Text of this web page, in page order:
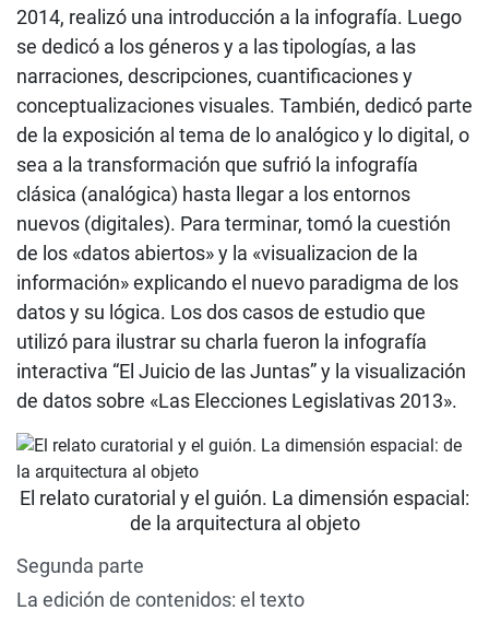
2014, realizó una introducción a la infografía. Luego
se dedicó a los géneros y a las tipologías, a las
narraciones, descripciones, cuantificaciones y
conceptualizaciones visuales. También, dedicó parte
de la exposición al tema de lo analógico y lo digital, o
sea a la transformación que sufrió la infografía
clásica (analógica) hasta llegar a los entornos
nuevos (digitales). Para terminar, tomó la cuestión
de los «datos abiertos» y la «visualizacion de la
información» explicando el nuevo paradigma de los
datos y su lógica. Los dos casos de estudio que
utilizó para ilustrar su charla fueron la infografía
interactiva “El Juicio de las Juntas” y la visualización
de datos sobre «Las Elecciones Legislativas 2013».
El relato curatorial y el guión. La dimensión espacial:
de la arquitectura al objeto
Segunda parte
La edición de contenidos: el texto